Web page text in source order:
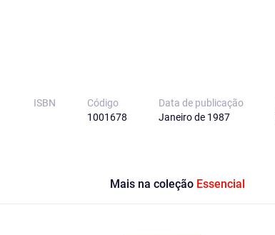
ISBN
Código
1001678
Data de publicação
Janeiro de 1987
Mais na coleção Essencial